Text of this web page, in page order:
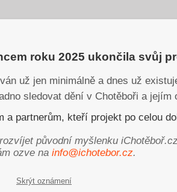
roku 2025 ukončila svůj
už jen minimálně a dnes už
sledovat dění v Chotěboři a jejím
a partnerům, kteří projekt po celou
původní myšlenku
ozve na info@ichotebor.cz.
Skrýt oznámení